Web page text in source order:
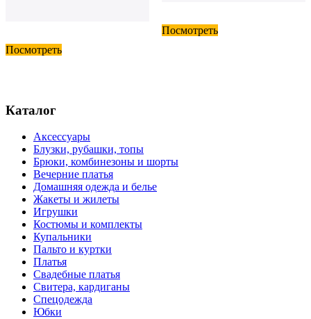
Посмотреть
Посмотреть
Каталог
Аксессуары
Блузки, рубашки, топы
Брюки, комбинезоны и шорты
Вечерние платья
Домашняя одежда и белье
Жакеты и жилеты
Игрушки
Костюмы и комплекты
Купальники
Пальто и куртки
Платья
Свадебные платья
Свитера, кардиганы
Спецодежда
Юбки